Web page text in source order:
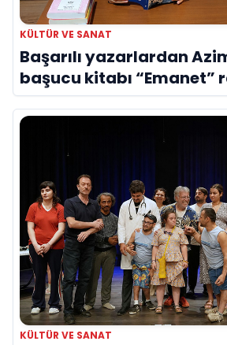
KÜLTÜR VE SANAT
Başarılı yazarlardan
başucu kitabı “Emanet”
yerini aldı
KÜLTÜR VE SANAT